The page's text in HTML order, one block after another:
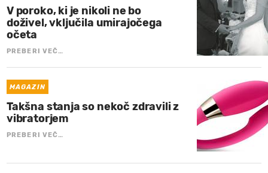
V poroko, ki je nikoli ne bo
doživel, vključila umirajočega
očeta
PREBERI VEČ…
MAGAZIN
Takšna stanja so nekoč zdravili z
vibratorjem
PREBERI VEČ…